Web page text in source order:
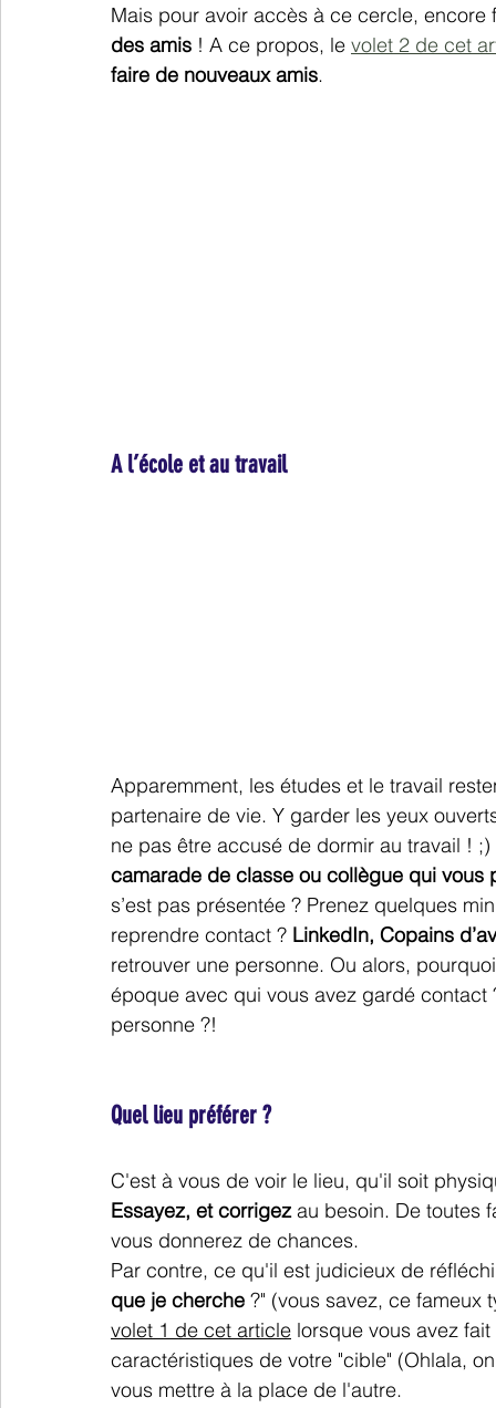
Mais pour avoir accès à ce cercle, encore
des amis ! A ce propos, le volet 2 de cet
faire de nouveaux amis.
A l’école et au travail
Apparemment, les études et le travail
partenaire de vie. Y garder les yeux
ne pas être accusé de dormir au travail !
camarade de classe ou collègue qui vous
s’est pas présentée ? Prenez quelques
reprendre contact ? LinkedIn, Copains
retrouver une personne. Ou alors,
époque avec qui vous avez gardé
personne ?!
Quel lieu préférer ?
C'est à vous de voir le lieu, qu'il soit
Essayez, et corrigez au besoin. De toutes
vous donnerez de chances.
Par contre, ce qu'il est judicieux de
que je cherche ?" (vous savez, ce
volet 1 de cet article lorsque vous avez fait
caractéristiques de votre "cible" (Ohlala,
vous mettre à la place de l'autre.